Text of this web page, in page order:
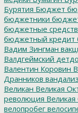
Бурятия Бюджет
бюджетники
бюджетные
бюджетный кредит
Вадим Зингман
Валдгеймский
Валентин Коровин
Дранников
Великан Великая
революция
велопробег